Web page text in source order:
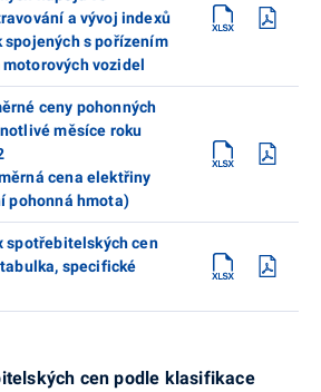
a vývoj indexů
spojených s pořízením
motorových vozidel
ceny pohonných
měsíce roku
cena elektřiny
pohonná hmota)
spotřebitelských cen
specifické
cen podle klasifikace